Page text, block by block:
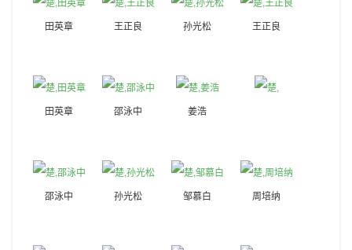
田英章 王正良 孙光松 王正良
田英章 邵泳中 姜浩
邵泳中 孙光松 邹慕白 周培纳